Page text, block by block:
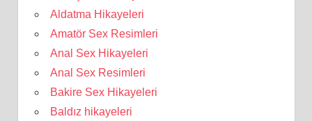
Aldatma Hikayeleri
Amatör Sex Resimleri
Anal Sex Hikayeleri
Anal Sex Resimleri
Bakire Sex Hikayeleri
Baldız hikayeleri